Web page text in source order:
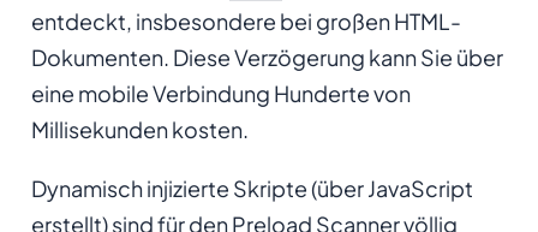
entdeckt, insbesondere bei großen HTML-
Dokumenten. Diese Verzögerung kann Sie über
eine mobile Verbindung Hunderte von
Millisekunden kosten.
Dynamisch injizierte Skripte (über JavaScript
erstellt) sind für den Preload Scanner völlig